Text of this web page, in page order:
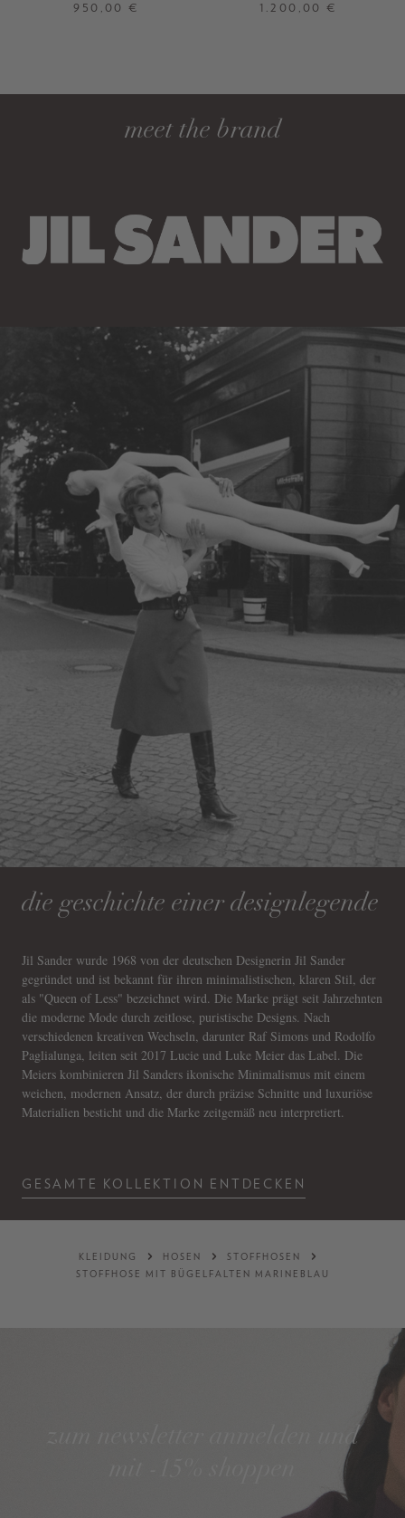
950,00 €
DETAILS
1.200,00 €
DETAILS
meet the brand
die geschichte einer designlegende
Jil Sander wurde 1968 von der deutschen Designerin Jil Sander
gegründet und ist bekannt für ihren minimalistischen, klaren Stil, der
als "Queen of Less" bezeichnet wird. Die Marke prägt seit Jahrzehnten
die moderne Mode durch zeitlose, puristische Designs. Nach
verschiedenen kreativen Wechseln, darunter Raf Simons und Rodolfo
Paglialunga, leiten seit 2017 Lucie und Luke Meier das Label. Die
Meiers kombinieren Jil Sanders ikonische Minimalismus mit einem
weichen, modernen Ansatz, der durch präzise Schnitte und luxuriöse
Materialien besticht und die Marke zeitgemäß neu interpretiert.
GESAMTE KOLLEKTION ENTDECKEN
KLEIDUNG HOSEN
STOFFHOSEN
STOFFHOSE MIT BÜGELFALTEN MARINEBLAU
zum newsletter anmelden und